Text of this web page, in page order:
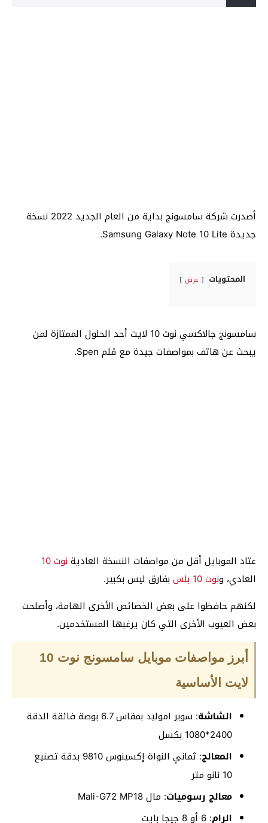
أصدرت شركة سامسونج بداية من العام الجديد 2022 نسخة
جديدة Samsung Galaxy Note 10 Lite.
المحتويات عرض
سامسونج جالاكسي نوت 10 لايت أحد الحلول الممتازة لمن
يبحث عن هاتف بمواصفات جيدة مع قلم Spen.
عتاد الموبايل أقل من مواصفات النسخة العادية نوت 10
العادي، ونوت 10 بلس
بفارق ليس بكبير.
لكنهم حافظوا على بعض الخصائص الأخرى الهامة، وأصلحت
بعض العيوب الأخرى التي كان يرغبها المستخدمين.
أبرز مواصفات موبايل سامسونج نوت 10
لايت الأساسية
الشاشة
: سوبر اموليد بمقاس 6.7 بوصة فائقة الدقة
2400*1080 بكسل
المعالج
: ثماني النواة إكسينوس 9810 بدقة تصنيع
10 نانو متر
معالج رسوميات: مال Mali-G72 MP18
الرام: 6 أو 8 جيجا بايت